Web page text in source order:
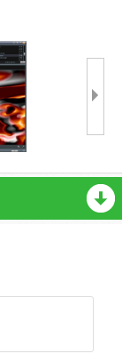
podcast
Windows 7
16 dilde